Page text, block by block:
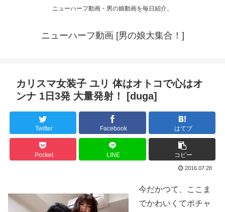
ニューハーフ動画・男の娘動画を毎日紹介。
ニューハーフ動画 [男の娘大集合！]
カリスマ女装子 ユリ 体はオトコで心はオ
ンナ 1日3発 大量発射！ [duga]
Twitter Facebook はてブ
Pocket LINE コピー
2016.07.28
今だかつて、ここま
でかわいくてポチャ